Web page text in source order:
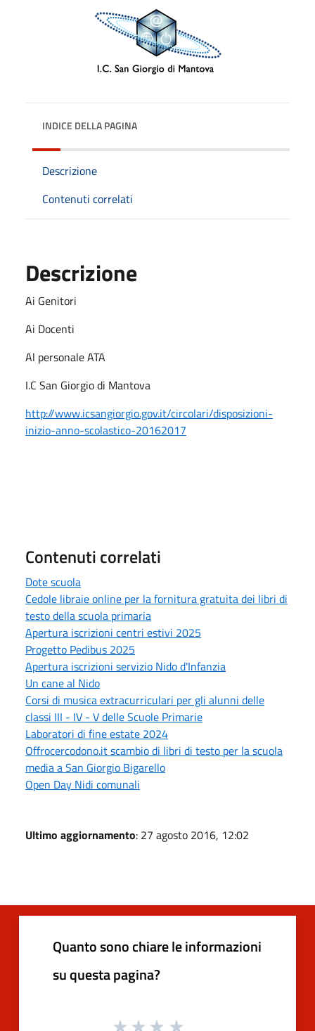
INDICE DELLA PAGINA
Descrizione
Contenuti correlati
Descrizione
Ai Genitori
Ai Docenti
Al personale ATA
I.C San Giorgio di Mantova
http://www.icsangiorgio.gov.it/circolari/disposizioni-
inizio-anno-scolastico-20162017
Contenuti correlati
Dote scuola
Cedole libraie online per la fornitura gratuita dei libri di
testo della scuola primaria
Apertura iscrizioni centri estivi 2025
Progetto Pedibus 2025
Apertura iscrizioni servizio Nido d'Infanzia
Un cane al Nido
Corsi di musica extracurriculari per gli alunni delle
classi III - IV - V delle Scuole Primarie
Laboratori di fine estate 2024
Offrocercodono.it scambio di libri di testo per la scuola
media a San Giorgio Bigarello
Open Day Nidi comunali
Ultimo aggiornamento: 27 agosto 2016, 12:02
Quanto sono chiare le informazioni
su questa pagina?